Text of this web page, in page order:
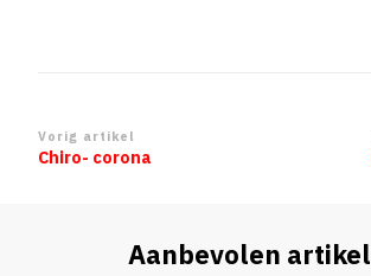
Berichtnavigatie
Vorig artikel
Chiro- corona
Aanbevolen